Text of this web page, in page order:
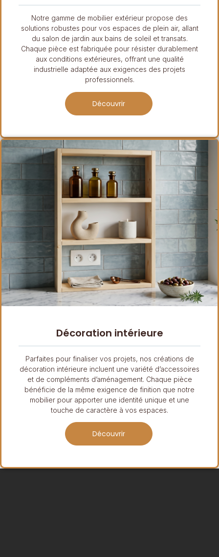
Notre gamme de mobilier extérieur propose des
solutions robustes pour vos espaces de plein air, allant
du salon de jardin aux bains de soleil et transats.
Chaque pièce est fabriquée pour résister durablement
aux conditions extérieures, offrant une qualité
industrielle adaptée aux exigences des projets
professionnels.
Découvrir
Décoration intérieure
Parfaites pour finaliser vos projets, nos créations de
décoration intérieure incluent une variété d’accessoires
et de compléments d’aménagement. Chaque pièce
bénéficie de la même exigence de finition que notre
mobilier pour apporter une identité unique et une
touche de caractère à vos espaces.
Découvrir